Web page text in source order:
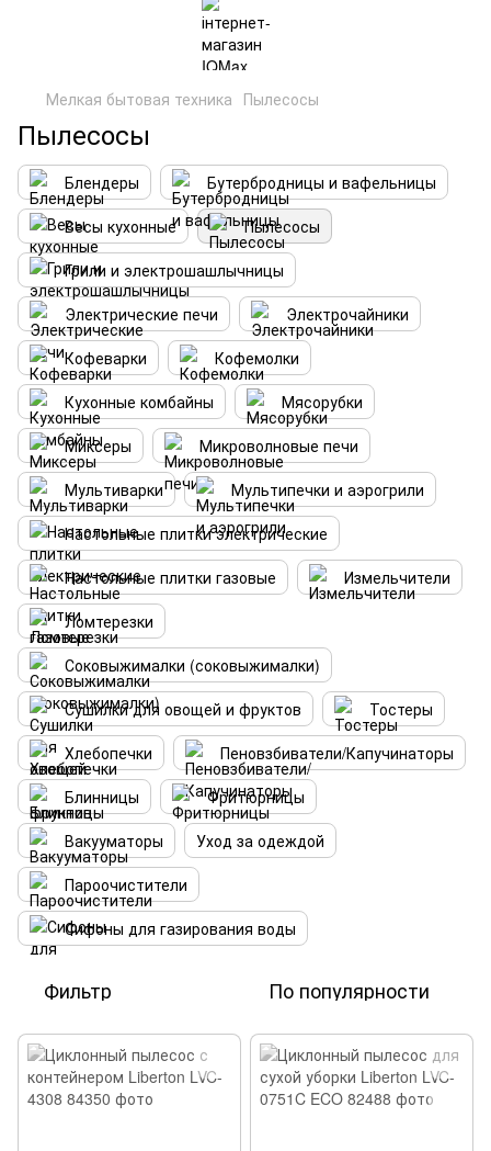
Мелкая бытовая техника Пылесосы
Пылесосы
Блендеры
Бутербродницы и вафельницы
Весы кухонные
Пылесосы
Грили и электрошашлычницы
Электрические печи
Электрочайники
Кофеварки
Кофемолки
Кухонные комбайны
Мясорубки
Миксеры
Микроволновые печи
Мультиварки
Мультипечки и аэрогрили
Настольные плитки электрические
Настольные плитки газовые
Измельчители
Ломтерезки
Соковыжималки (соковыжималки)
Сушилки для овощей и фруктов
Тостеры
Хлебопечки
Пеновзбиватели/Капучинаторы
Блинницы
Фритюрницы
Вакууматоры
Уход за одеждой
Пароочистители
Сифоны для газирования воды
Фильтр По популярности